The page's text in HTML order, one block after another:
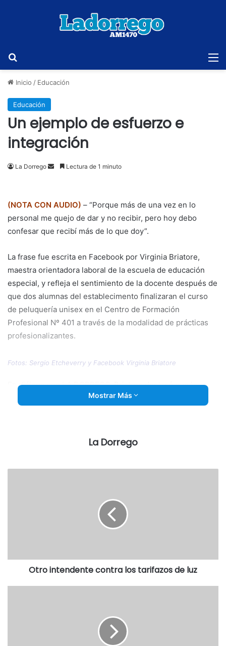
Inicio / Educación
Educación
Un ejemplo de esfuerzo e
integración
La Dorrego
SendLectura de 1 minuto
(NOTA CON AUDIO) – “Porque más de una vez en lo
personal me quejo de dar y no recibir, pero hoy debo
confesar que recibí más de lo que doy”.
La frase fue escrita en Facebook por Virginia Briatore,
maestra orientadora laboral de la escuela de educación
especial, y refleja el sentimiento de la docente después de
que dos alumnas del establecimento finalizaran el curso
de peluquería unisex en el Centro de Formación
Profesional Nº 401 a través de la modalidad de prácticas
profesionalizantes.
Fotos: Sergio Etcheverry y Facebook Virginia Briatore
En diálogo conLA DORREGO,Briatore destacó que la
actividad se desarrolló durante todo el ciclo lectivo de
En la entrevista con nuestra radio, Virginia también
Mostrar Más
La Dorrego
Otro intendente contra los tarifazos de luz